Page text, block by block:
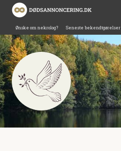
Ønske om nekrolog? Seneste bekendtgørelser